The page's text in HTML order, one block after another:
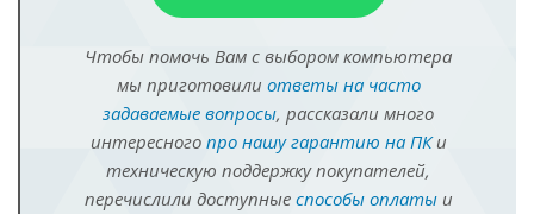
Чтобы помочь Вам с выбором компьютера
мы приготовили ответы на часто
задаваемые вопросы, рассказали много
интересного про нашу гарантию на ПКи
техническую поддержку покупателей,
перечислили доступные способы оплатыи